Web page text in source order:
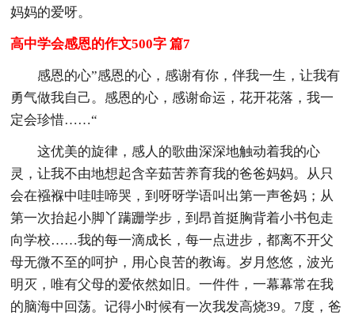
妈妈的爱呀。
高中学会感恩的作文500字 篇7
感恩的心”感恩的心，感谢有你，伴我一生，让我有
勇气做我自己。感恩的心，感谢命运，花开花落，我一
定会珍惜……“
这优美的旋律，感人的歌曲深深地触动着我的心
灵，让我不由地想起含辛茹苦养育我的爸爸妈妈。从只
会在襁褓中哇哇啼哭，到呀呀学语叫出第一声爸妈；从
第一次抬起小脚丫蹒跚学步，到昂首挺胸背着小书包走
向学校……我的每一滴成长，每一点进步，都离不开父
母无微不至的呵护，用心良苦的教诲。岁月悠悠，波光
明灭，唯有父母的爱依然如旧。一件件，一幕幕常在我
的脑海中回荡。记得小时候有一次我发高烧39。7度，爸